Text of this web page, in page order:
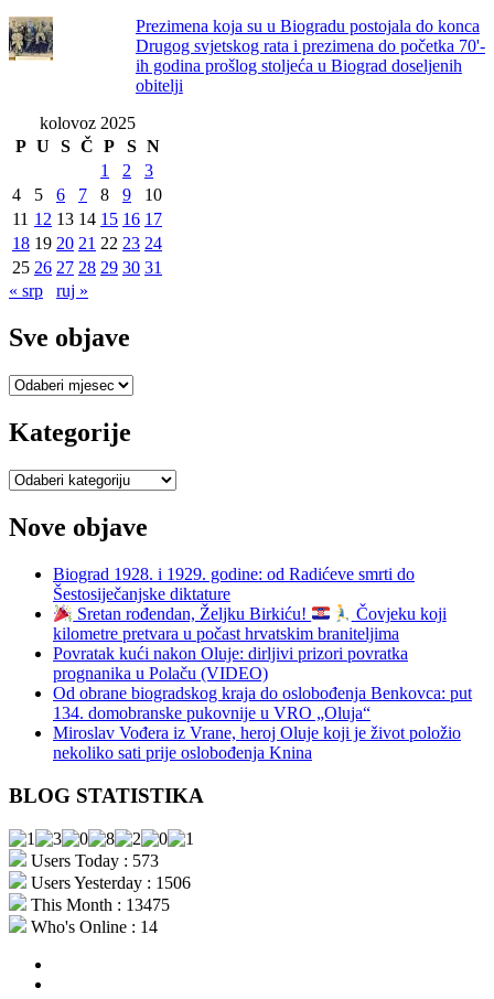
Prezimena koja su u Biogradu postojala do konca
Drugog svjetskog rata i prezimena do početka 70'-
ih godina prošlog stoljeća u Biograd doseljenih
obitelji
kolovoz 2025
P U S Č P S N
1
2
3
4
5 6 7 8 9
10
11 12 13 14 15 16 17
18 19 20 21 22 23 24
25 26 27 28 29 30 31
« srp
ruj »
Sve objave
Sve
Kategorije
Kategorije
Nove objave
Biograd 1928. i 1929. godine: od Radićeve smrti do
Šestosiječanjske diktature
Sretan rođendan, Željku Birkiću!
Čovjeku koji
kilometre pretvara u počast hrvatskim braniteljima
Povratak kući nakon Oluje: dirljivi prizori povratka
prognanika u Polaču (VIDEO)
Od obrane biogradskog kraja do oslobođenja Benkovca: put
134. domobranske pukovnije u VRO „Oluja“
Miroslav Vođera iz Vrane, heroj Oluje koji je život položio
nekoliko sati prije oslobođenja Knina
BLOG STATISTIKA
Users Today : 573
Users Yesterday : 1506
This Month : 13475
Who's Online : 14